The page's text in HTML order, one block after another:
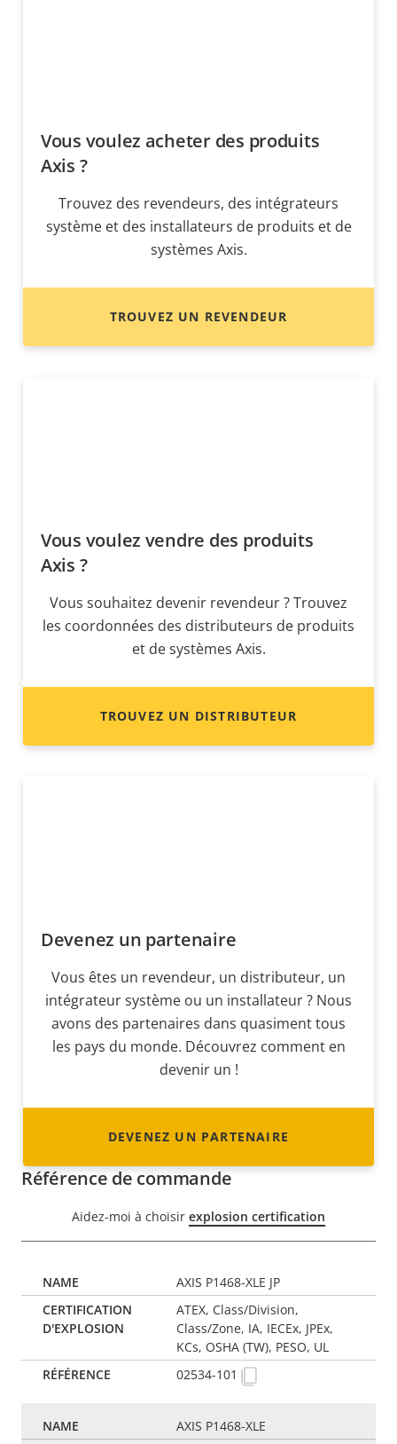
Vous voulez acheter des produits
Axis ?
Trouvez des revendeurs, des intégrateurs
système et des installateurs de produits et de
systèmes Axis.
TROUVEZ UN REVENDEUR
Vous voulez vendre des produits
Axis ?
Vous souhaitez devenir revendeur ? Trouvez
les coordonnées des distributeurs de produits
et de systèmes Axis.
TROUVEZ UN DISTRIBUTEUR
Devenez un partenaire
Vous êtes un revendeur, un distributeur, un
intégrateur système ou un installateur ? Nous
avons des partenaires dans quasiment tous
les pays du monde. Découvrez comment en
devenir un !
DEVENEZ UN PARTENAIRE
Référence de commande
Aidez-moi à choisir explosion certification
AXIS P1468-XLE JP
ATEX, Class/Division,
Class/Zone, IA, IECEx, JPEx,
KCs, OSHA (TW), PESO, UL
02534-101
AXIS P1468-XLE